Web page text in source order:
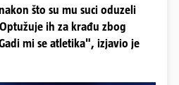
što su mu suci oduzeli
ih za krađu zbog
mi se atletika", izjavio je